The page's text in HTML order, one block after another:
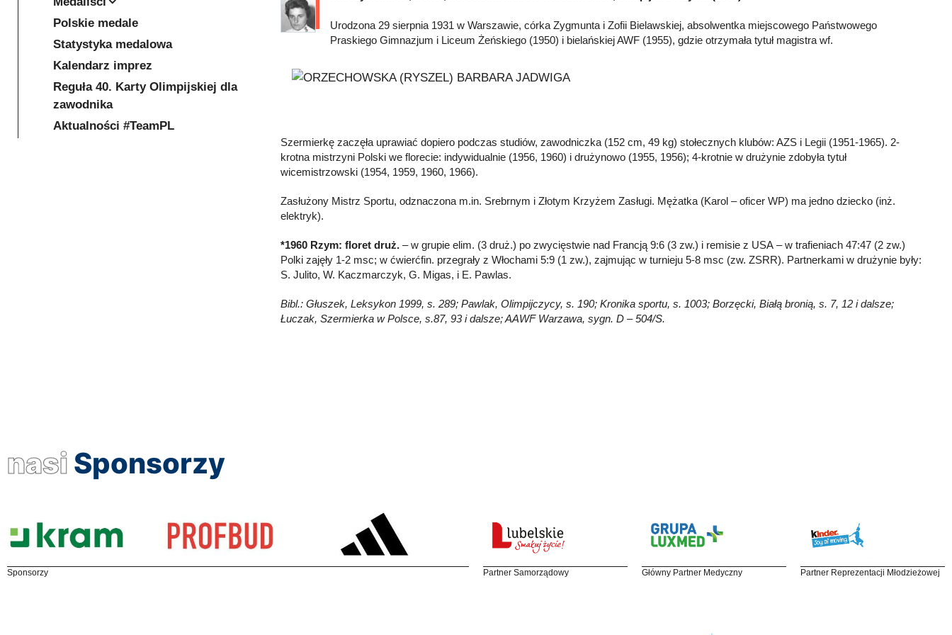
Urodzona 29 sierpnia 1931 w Warszawie, córka Zygmunta i Zofii Bielawskiej, absolwentka miejscowego Państwowego
Praskiego Gimnazjum i Liceum Żeńskiego (1950) i bielańskiej AWF (1955), gdzie otrzymała tytuł magistra wf.
Szermierkę zaczęła uprawiać dopiero podczas studiów, zawodniczka (152 cm, 49 kg) stołecznych klubów: AZS i Legii (1951-1965). 2-
krotna mistrzyni Polski we florecie: indywidualnie (1956, 1960) i drużynowo (1955, 1956); 4-krotnie w drużynie zdobyła tytuł
wicemistrzowski (1954, 1959, 1960, 1966).
Zasłużony Mistrz Sportu, odznaczona m.in. Srebrnym i Złotym Krzyżem Zasługi. Mężatka (Karol – oficer WP) ma jedno dziecko (inż.
elektryk).
*1960 Rzym: floret druż. – w grupie elim. (3 druż.) po zwycięstwie nad Francją 9:6 (3 zw.) i remisie z USA – w trafieniach 47:47 (2 zw.)
Polki zajęły 1-2 msc; w ćwierćfin. przegrały z Włochami 5:9 (1 zw.), zajmując w turnieju 5-8 msc (zw. ZSRR). Partnerkami w drużynie były:
S. Julito, W. Kaczmarczyk, G. Migas, i E. Pawlas.
Bibl.: Głuszek, Leksykon 1999, s. 289; Pawlak, Olimpijczycy, s. 190; Kronika sportu, s. 1003; Borzęcki, Białą bronią, s. 7, 12 i dalsze;
Łuczak, Szermierka w Polsce, s.87, 93 i dalsze; AAWF Warzawa, sygn. D – 504/S.
Polskie medale
Statystyka medalowa
Kalendarz imprez
Reguła 40. Karty Olimpijskiej dla
zawodnika
Aktualności #TeamPL
nasi Sponsorzy
Sponsorzy Partner Samorządowy Główny Partner Medyczny Partner Reprezentacji Młodzieżowej